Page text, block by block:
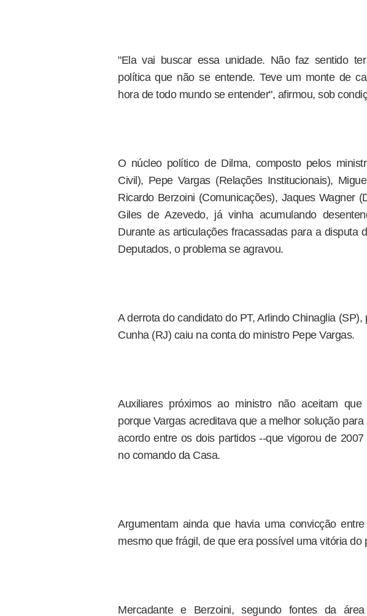
"Ela vai buscar essa unidade. Não faz sentido
política que não se entende. Teve um monte de
hora de todo mundo se entender", afirmou, sob
O núcleo político de Dilma, composto pelos
Civil), Pepe Vargas (Relações Institucionais),
Ricardo Berzoini (Comunicações), Jaques Wagner
Giles de Azevedo, já vinha acumulando
Durante as articulações fracassadas para a disputa
Deputados, o problema se agravou.
A derrota do candidato do PT, Arlindo Chinaglia
Cunha (RJ) caiu na conta do ministro Pepe Vargas.
Auxiliares próximos ao ministro não aceitam
porque Vargas acreditava que a melhor solução
acordo entre os dois partidos --que vigorou de
no comando da Casa.
Argumentam ainda que havia uma convicção
mesmo que frágil, de que era possível uma vitória do
Mercadante e Berzoini, segundo fontes da